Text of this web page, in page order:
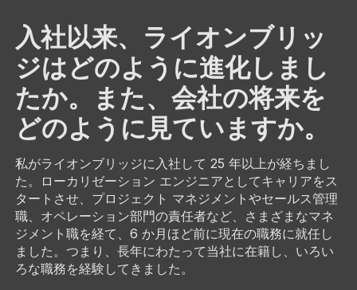
入社以来、ライオンブリッ
ジはどのように進化しまし
たか。また、会社の将来を
どのように見ていますか。
私がライオンブリッジに入社して 25 年以上が経ちまし
た。ローカリゼーション エンジニアとしてキャリアをス
タートさせ、プロジェクト マネジメントやセールス管理
職、オペレーション部門の責任者など、さまざまなマネ
ジメント職を経て、6 か月ほど前に現在の職務に就任し
ました。つまり、長年にわたって当社に在籍し、いろい
ろな職務を経験してきました。